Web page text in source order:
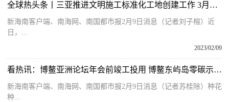
全球热头条丨三亚推进文明施工标准化工地创建工作 3月底前完成首批26个示范工地打造
新海南客户端、南海网、南国都市报2月9日消息（记者刘子榕）近
日，...
2023/02/09
看热讯：博鳌亚洲论坛年会前竣工投用 博鳌东屿岛零碳示范区项目“赶工忙”
新海南客户端、南海网、南国都市报2月9日消息（记者苏桂除）种花
种...